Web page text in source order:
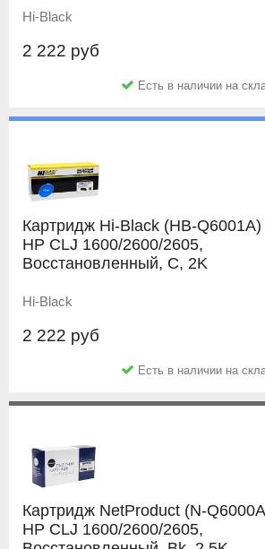
Hi-Black
2 222 руб
Есть в наличии на
Картридж Hi-Black (HB-
HP CLJ 1600/2600/2605,
Восстановленный, C, 2K
Hi-Black
2 222 руб
Есть в наличии на
Картридж NetProduct (N-
HP CLJ 1600/2600/2605,